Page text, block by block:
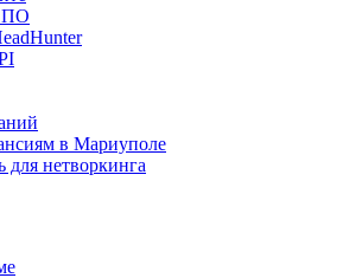
ПО
в Мариуполе
для нетворкинга